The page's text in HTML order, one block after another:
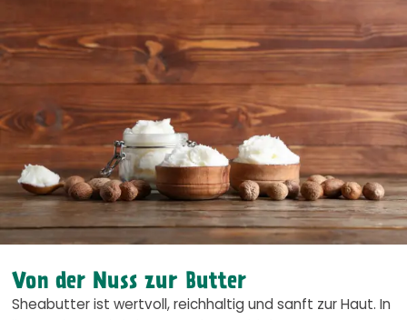
Von der Nuss zur Butter
Sheabutter ist wertvoll, reichhaltig und sanft zur Haut. In